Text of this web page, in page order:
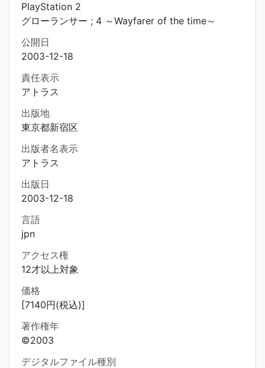
PlayStation 2
グローランサー ; 4 ～Wayfarer of the time～
公開日
2003-12-18
責任表示
アトラス
出版地
東京都新宿区
出版者名表示
アトラス
出版日
2003-12-18
言語
jpn
アクセス権
12才以上対象
価格
[7140円(税込)]
著作権年
©2003
デジタルファイル種別